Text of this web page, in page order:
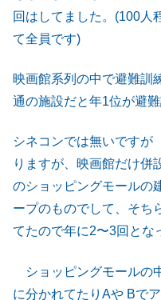
回はしてました。(100人
て全員です)
映画館系列の中で避難訓
通の施設だと年1位が避
シネコンでは無いですが
りますが、映画館だけ併
のショッピングモールの
ープのものでして、そち
てたので年に2〜3回とな
ショッピングモールの
に分かれてたりAや Bで